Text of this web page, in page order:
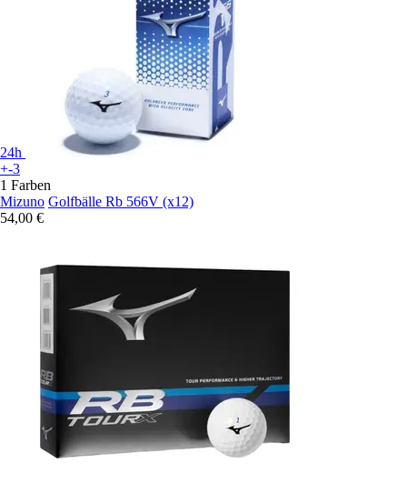
24h
+-3
1 Farben
Mizuno Golfbälle Rb 566V (x12)
54,00 €